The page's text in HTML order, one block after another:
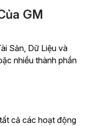
GM
Sản, Dữ Liệu và
nhiều thành phần
cả các hoạt động